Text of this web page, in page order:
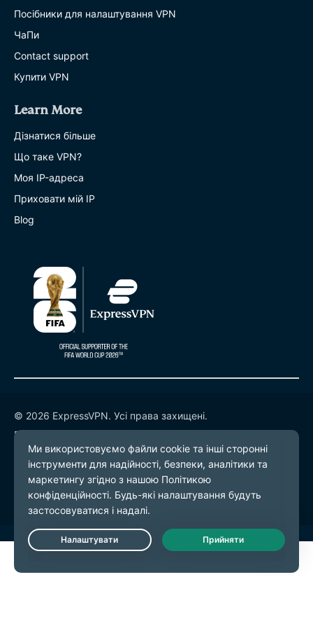
Посібники для налаштування VPN
ЧаПи
Contact support
Купити VPN
Learn More
Дізнатися більше
Що таке VPN?
Моя IP-адреса
Приховати мій IP
Blog
© 2026 ExpressVPN. Усі права захищені.
Політика конфіденційності
Умови надання послуг
Налаштування файлів cookie
Live Chat